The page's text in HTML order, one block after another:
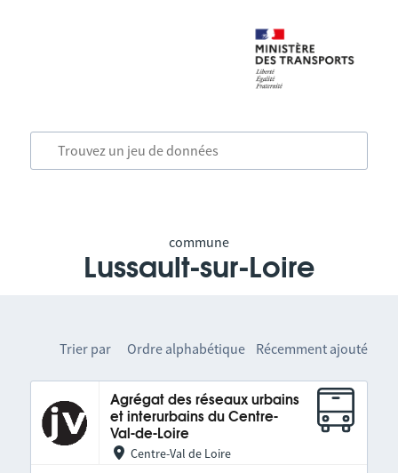
commune
Lussault-sur-Loire
Trier par Ordre alphabétique Récemment ajouté
Agrégat des réseaux urbains
et interurbains du Centre-
Val-de-Loire
Centre-Val de Loire